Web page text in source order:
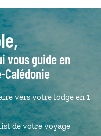
vous guide en
Calédonie
vers votre lodge en 1
de votre voyage